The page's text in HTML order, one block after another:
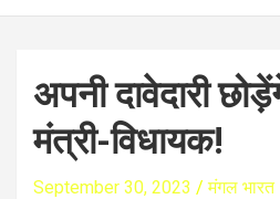
e
अपनी दावेदारी
मंत्री-विधायक!
September 30, 2023 मंगल भारत